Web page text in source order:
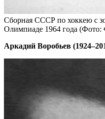
Сборная СССР по хоккею с
Олимпиаде 1964 года (Фото:
Аркадий Воробьев